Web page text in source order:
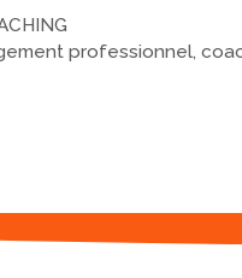
professionnel,